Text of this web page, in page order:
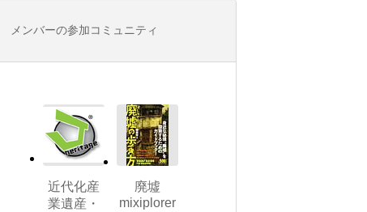
メンバーの参加コミュニティ
近代化産
業遺産・
廃墟
mixiplorer